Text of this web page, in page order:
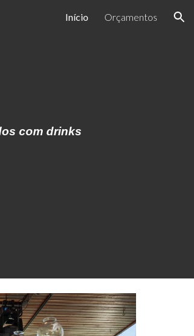
Início Orçamentos
com drinks